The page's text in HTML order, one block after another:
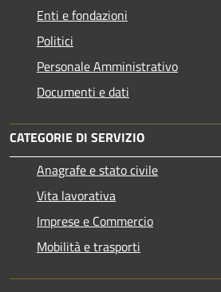
Enti e fondazioni
Politici
Personale Amministrativo
Documenti e dati
CATEGORIE DI SERVIZIO
Anagrafe e stato civile
Vita lavorativa
Imprese e Commercio
Mobilità e trasporti